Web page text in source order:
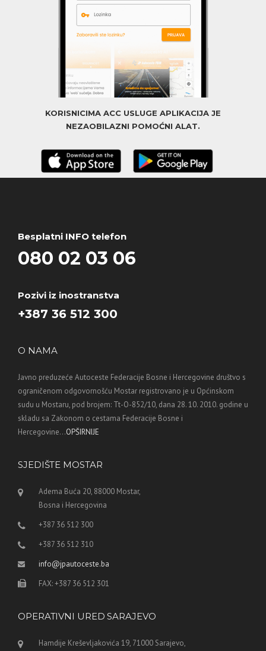
KORISNICIMA ACC USLUGE APLIKACIJA JE
NEZAOBILAZNI POMOĆNI ALAT.
Besplatni INFO telefon
080 02 03 06
Pozivi iz inostranstva
+387 36 512 300
O NAMA
Javno preduzeće Autoceste Federacije Bosne i Hercegovine društvo s
ograničenom odgovornošću Mostar registrovano je u Općinskom
sudu u Mostaru, pod brojem: Tt-O-852/10, dana 28. 10. 2010. godine u
skladu sa Zakonom o cestama Federacije Bosne i
Hercegovine...OPŠIRNIJE
SJEDIŠTE MOSTAR
Adema Buća 20, 88000 Mostar,
Bosna i Hercegovina
+387 36 512 300
+387 36 512 310
info@jpautoceste.ba
FAX: +387 36 512 301
OPERATIVNI URED SARAJEVO
Hamdije Kreševljakovića 19, 71000 Sarajevo,